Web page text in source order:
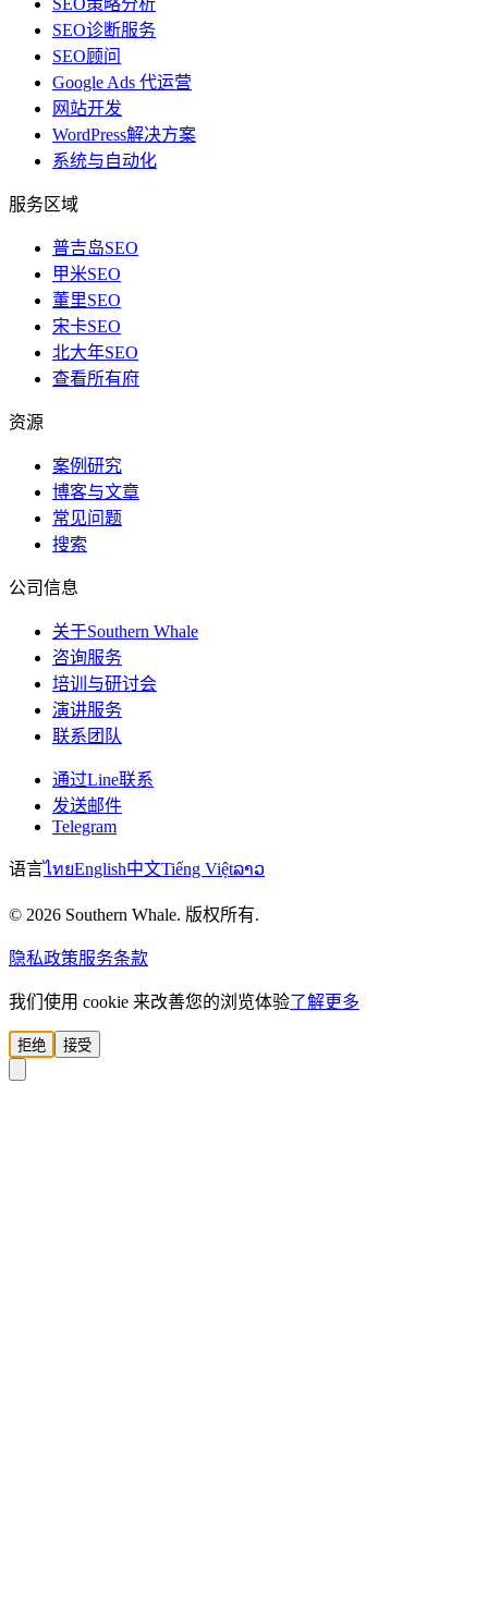
SEO诊断服务
SEO顾问
Google Ads 代运营
网站开发
WordPress解决方案
系统与自动化
服务区域
普吉岛SEO
甲米SEO
董里SEO
宋卡SEO
北大年SEO
查看所有府
资源
案例研究
博客与文章
常见问题
搜索
公司信息
关于Southern Whale
咨询服务
培训与研讨会
演讲服务
联系团队
通过Line联系
发送邮件
Telegram
语言ไทยEnglish中文Tiếng Việtລາວ
© 2026 Southern Whale. 版权所有.
隐私政策服务条款
我们使用 cookie 来改善您的浏览体验了解更多
拒绝 接受